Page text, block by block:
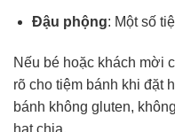
Đậu phộng: Một số
Nếu bé hoặc khách mời
rõ cho tiệm bánh khi đặt
bánh không gluten,
hạt chia.